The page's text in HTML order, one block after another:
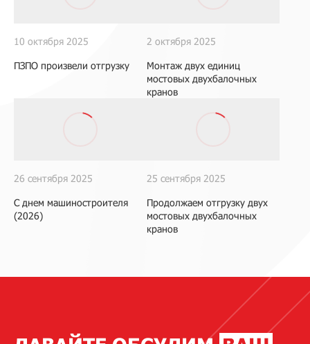
10 октября 2025
ПЗПО произвели отгрузку
2 октября 2025
Монтаж двух единиц
мостовых двухбалочных
кранов
26 сентября 2025
С днем машиностроителя
(2026)
25 сентября 2025
Продолжаем отгрузку двух
мостовых двухбалочных
кранов